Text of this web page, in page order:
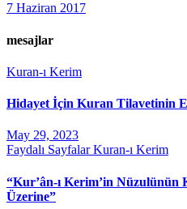
7 Haziran 2017
mesajlar
Kuran-ı Kerim
Hidayet İçin Kuran Tilavetinin
May 29, 2023
Faydalı SayfalarKuran-ı Kerim
“Kur’ân-ı Kerim’in Nüzulünün
Üzerine”